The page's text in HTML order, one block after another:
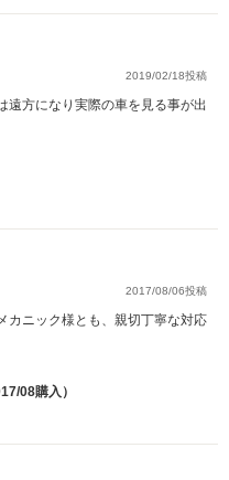
2019/02/18投稿
遠方になり実際の車を見る事が出
2017/08/06投稿
カニック様とも、親切丁寧な対応
08購入）